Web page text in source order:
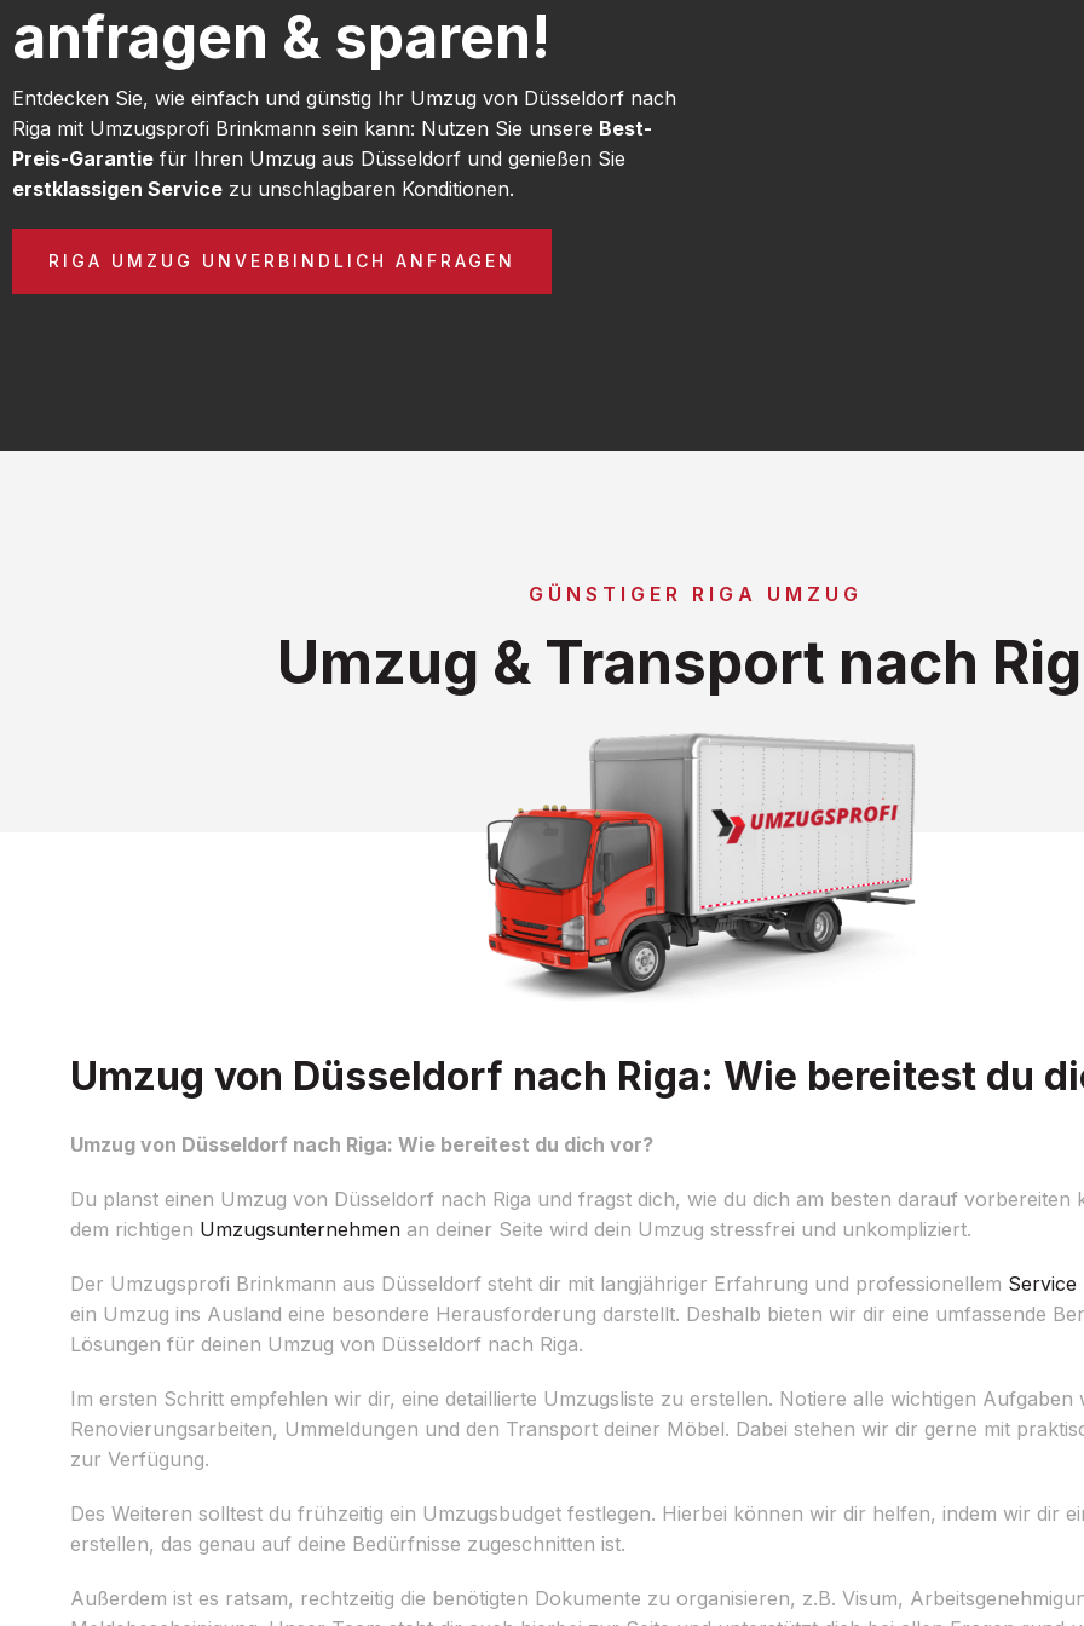
anfragen & sparen!
Entdecken Sie, wie einfach und günstig Ihr Umzug von Düsseldorf nach
Riga mit Umzugsprofi Brinkmann sein kann: Nutzen Sie unsere Best-
Preis-Garantie für Ihren Umzug aus Düsseldorf und genießen Sie
erstklassigen Service zu unschlagbaren Konditionen.
RIGA UMZUG UNVERBINDLICH ANFRAGEN
GÜNSTIGER RIGA UMZUG
Umzug & Transport nach
Umzug von Düsseldorf nach Riga: Wie bereitest du
Umzug von Düsseldorf nach Riga: Wie bereitest du dich vor?
Du planst einen Umzug von Düsseldorf nach Riga und fragst dich, wie du dich am besten darauf vorbereiten
dem richtigen Umzugsunternehmen an deiner Seite wird dein Umzug stressfrei und unkompliziert.
Der Umzugsprofi Brinkmann aus Düsseldorf steht dir mit langjähriger Erfahrung und professionellem Service
ein Umzug ins Ausland eine besondere Herausforderung darstellt. Deshalb bieten wir dir eine umfassende
Lösungen für deinen Umzug von Düsseldorf nach Riga.
Im ersten Schritt empfehlen wir dir, eine detaillierte Umzugsliste zu erstellen. Notiere alle wichtigen Aufgaben
Renovierungsarbeiten, Ummeldungen und den Transport deiner Möbel. Dabei stehen wir dir gerne mit
zur Verfügung.
Des Weiteren solltest du frühzeitig ein Umzugsbudget festlegen. Hierbei können wir dir helfen, indem wir dir
erstellen, das genau auf deine Bedürfnisse zugeschnitten ist.
Außerdem ist es ratsam, rechtzeitig die benötigten Dokumente zu organisieren, z.B. Visum,